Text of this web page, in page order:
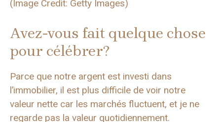
(Image Credit: Getty Images)
Avez-vous fait quelque chose
pour célébrer?
Parce que notre argent est investi dans
l’immobilier, il est plus difficile de voir notre
valeur nette car les marchés fluctuent, et je ne
regarde pas la valeur quotidiennement.